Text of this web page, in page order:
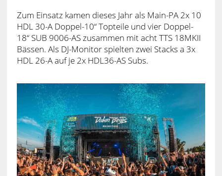
Zum Einsatz kamen dieses Jahr als Main-PA 2x 10
HDL 30-A Doppel-10“ Topteile und vier Doppel-
18“ SUB 9006-AS zusammen mit acht TTS 18MKII
Bässen. Als DJ-Monitor spielten zwei Stacks a 3x
HDL 26-A auf je 2x HDL36-AS Subs.